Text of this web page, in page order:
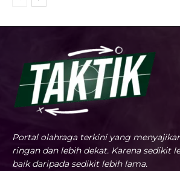
Portal olahraga terkini yang
ringan dan lebih dekat. Karena sedikit
baik daripada sedikit lebih lama.